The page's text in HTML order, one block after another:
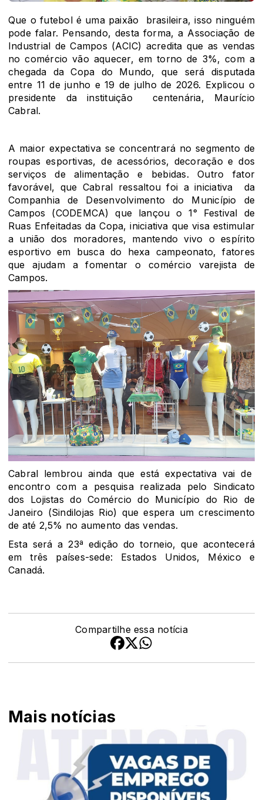
Que o futebol é uma paixão brasileira, isso ninguém
pode falar. Pensando, desta forma, a Associação de
Industrial de Campos (ACIC) acredita que as vendas
no comércio vão aquecer, em torno de 3%, com a
chegada da Copa do Mundo, que será disputada
entre 11 de junho e 19 de julho de 2026. Explicou o
presidente da instituição centenária, Maurício
Cabral.
A maior expectativa se concentrará no segmento de
roupas esportivas, de acessórios, decoração e dos
serviços de alimentação e bebidas. Outro fator
favorável, que Cabral ressaltou foi a iniciativa da
Companhia de Desenvolvimento do Município de
Campos (CODEMCA) que lançou o 1° Festival de
Ruas Enfeitadas da Copa, iniciativa que visa estimular
a união dos moradores, mantendo vivo o espírito
esportivo em busca do hexa campeonato, fatores
que ajudam a fomentar o comércio varejista de
Campos.
Cabral lembrou ainda que está expectativa vai de
encontro com a pesquisa realizada pelo Sindicato
dos Lojistas do Comércio do Município do Rio de
Janeiro (Sindilojas Rio) que espera um crescimento
de até 2,5% no aumento das vendas.
Esta será a 23ª edição do torneio, que acontecerá
em três países-sede: Estados Unidos, México e
Canadá.
Compartilhe essa notícia
Mais notícias